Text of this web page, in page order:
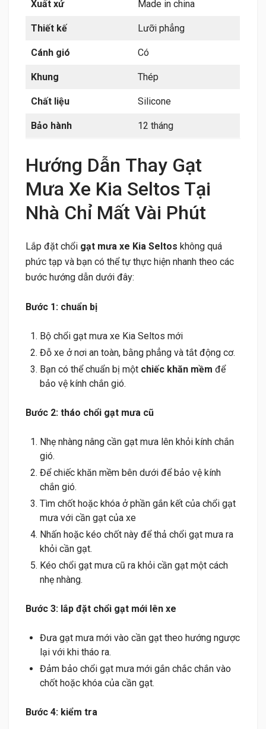
Xuất xứ Made in china
Thiết kế Lưỡi phẳng
Cánh gió Có
Khung Thép
Chất liệu Silicone
Bảo hành 12 tháng
Hướng Dẫn Thay Gạt
Mưa Xe Kia Seltos Tại
Nhà Chỉ Mất Vài Phút
Lắp đặt chổi gạt mưa xe Kia Seltos không quá
phức tạp và bạn có thể tự thực hiện nhanh theo các
bước hướng dẫn dưới đây:
Bước 1: chuẩn bị
Bộ chổi gạt mưa xe Kia Seltos mới
Đỗ xe ở nơi an toàn, bằng phẳng và tắt động cơ.
Bạn có thể chuẩn bị một chiếc khăn mềm để
bảo vệ kính chắn gió.
Bước 2: tháo chổi gạt mưa cũ
Nhẹ nhàng nâng cần gạt mưa lên khỏi kính chắn
gió.
Để chiếc khăn mềm bên dưới để bảo vệ kính
chắn gió.
Tìm chốt hoặc khóa ở phần gắn kết của chổi gạt
mưa với cần gạt của xe
Nhấn hoặc kéo chốt này để thả chổi gạt mưa ra
khỏi cần gạt.
Kéo chổi gạt mưa cũ ra khỏi cần gạt một cách
nhẹ nhàng.
Bước 3: lắp đặt chổi gạt mới lên xe
Đưa gạt mưa mới vào cần gạt theo hướng ngược
lại với khi tháo ra.
Đảm bảo chổi gạt mưa mới gắn chắc chắn vào
chốt hoặc khóa của cần gạt.
Bước 4: kiểm tra